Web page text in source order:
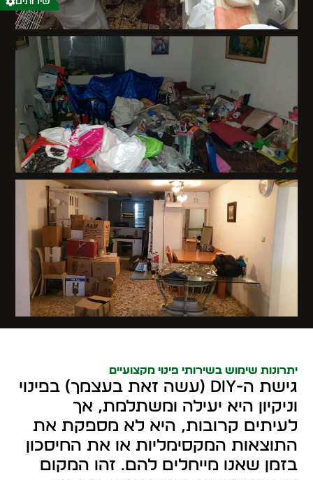
יתרונות שימוש בשירותי פינוי מקצועיים
גישת ה-DIY (עשה זאת בעצמך) בפינוי
וניקיון היא יעילה ומשתלמת, אך
לעיתים קרובות, היא לא מספקת את
התוצאות המקסימליות או את החיסכון
בזמן שאנו מייחלים להם. זהו המקום